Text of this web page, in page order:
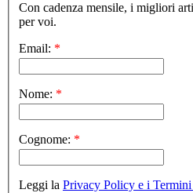
Con cadenza mensile, i migliori
per voi.
Email: *
Nome: *
Cognome: *
Leggi la Privacy Policy e i